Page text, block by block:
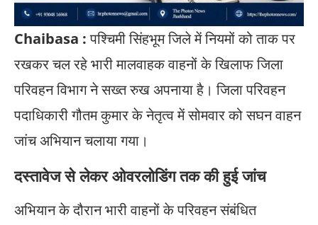
Chaibasa :पश्चिमी सिंहभूम जिले में नियमों को ताक पर
रखकर चल रहे भारी मालवाहक वाहनों के खिलाफ जिला
परिवहन विभाग ने सख्त रुख अपनाया है। जिला परिवहन
पदाधिकारी गौतम कुमार के नेतृत्व में सोमवार को सघन वाहन
जांच अभियान चलाया गया।
दस्तावेज से लेकर ओवरलोडिंग तक की हुई जांच
अभियान के दौरान भारी वाहनों के परिवहन संबंधित